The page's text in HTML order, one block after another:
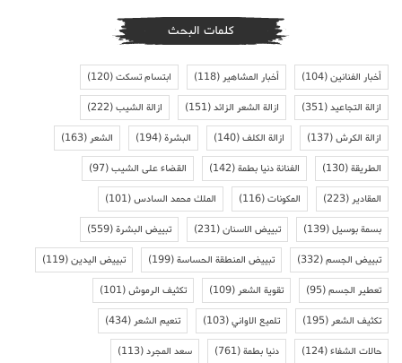
كلمات البحث
أخبار الفنانين(104) أخبار المشاهير(118) ابتسام تسكت(120)
ازالة التجاعيد(351) ازالة الشعر الزائد(151) ازالة الشيب(222)
ازالة الكرش(137) ازالة الكلف(140) البشرة(194) الشعر(163)
الطريقة(130) الفنانة دنيا بطمة(142) القضاء على الشيب(97)
المقادير(223) المكونات(116) الملك محمد السادس(101)
بسمة بوسيل(139) تبييض الاسنان(231) تبييض البشرة(559)
تبييض الجسم(332) تبييض المنطقة الحساسة(199) تبييض اليدين(119)
تعطير الجسم(95) تقوية الشعر(109) تكثيف الرموش(101)
تكثيف الشعر(195) تلميع الاواني(103) تنعيم الشعر(434)
حالات الشفاء(124) دنيا بطمة(761) سعد المجرد(113)